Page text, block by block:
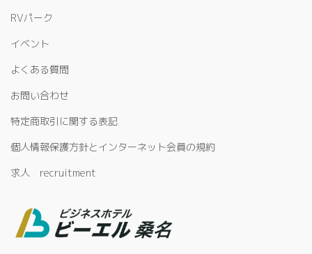
RVパーク
イベント
よくある質問
お問い合わせ
特定商取引に関する表記
個人情報保護方針とインターネット会員の規約
求人 recruitment